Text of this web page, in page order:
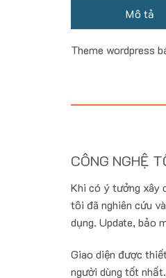
Mô tả
Theme wordpress
CÔNG NGHỆ
Khi có ý tưởng xây
tôi đã nghiên cứu
dụng. Update, bảo
Giao diện được
người dùng tốt